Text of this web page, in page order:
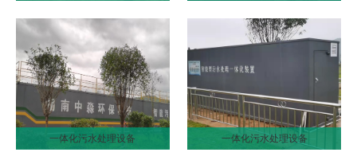
一体化污水处理设备 一体化污水处理设备